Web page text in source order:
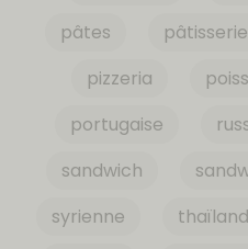
pâtes
pâtisserie
pizzeria
portugaise
sandwich
syrienne